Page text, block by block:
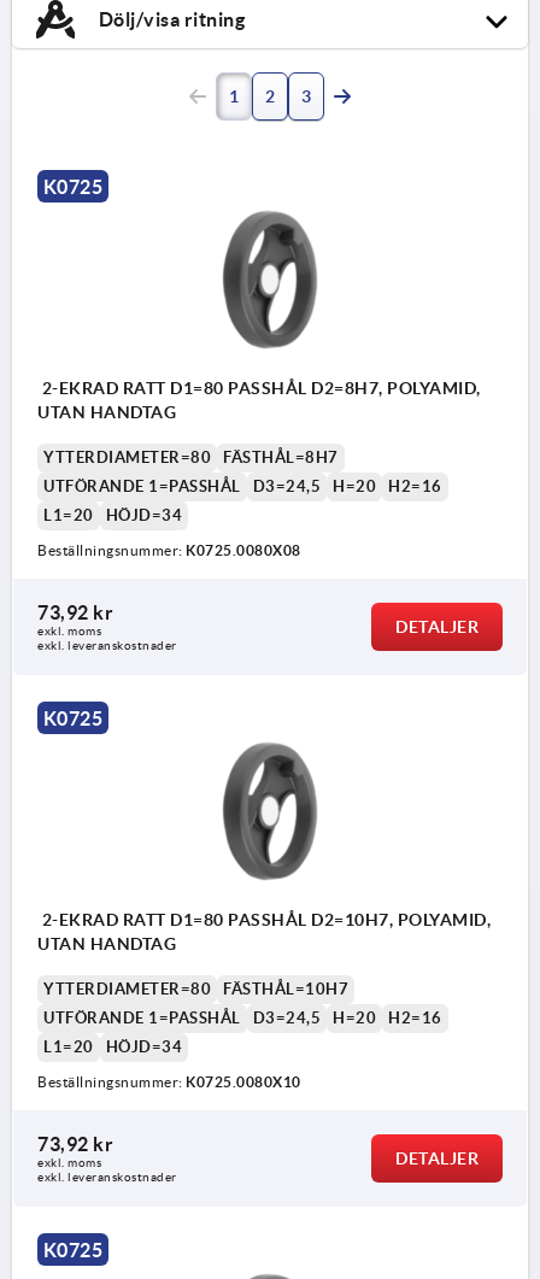
Dölj/visa ritning
1 2 3
K0725
2-EKRAD RATT D1=80 PASSHÅL D2=8H7, POLYAMID,
UTAN HANDTAG
YTTERDIAMETER=80
FÄSTHÅL=8H7
UTFÖRANDE 1=PASSHÅL
D3=24,5 H=20
H2=16
L1=20
HÖJD=34
Beställningsnummer: K0725.0080X08
73,92 kr
exkl. moms
exkl. leveranskostnader
DETALJER
K0725
2-EKRAD RATT D1=80 PASSHÅL D2=10H7, POLYAMID,
UTAN HANDTAG
YTTERDIAMETER=80
FÄSTHÅL=10H7
UTFÖRANDE 1=PASSHÅL
D3=24,5 H=20
H2=16
L1=20
HÖJD=34
Beställningsnummer: K0725.0080X10
73,92 kr
exkl. moms
exkl. leveranskostnader
DETALJER
K0725